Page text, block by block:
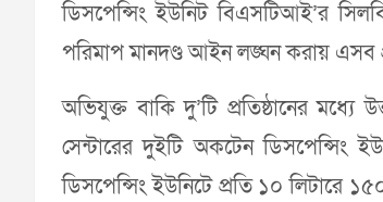
ডিসপেন্সিং ইউনিট বিএসটিআই’র
পরিমাপ মানদণ্ড আইন লঙ্ঘন করায় এসব
অভিযুক্ত বাকি দু’টি প্রতিষ্ঠানের
সেন্টারের দুইটি অকটেন ডিসপেন্সিং
ডিসপেন্সিং ইউনিটে প্রতি ১০ লিটারে